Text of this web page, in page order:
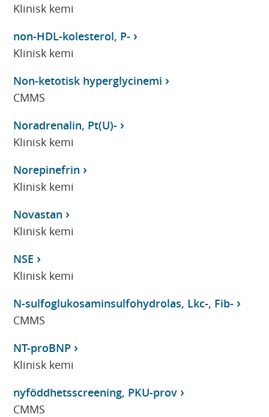
Klinisk kemi
non-HDL-kolesterol, P-
Klinisk kemi
Non-ketotisk hyperglycinemi
CMMS
Noradrenalin, Pt(U)-
Klinisk kemi
Norepinefrin
Klinisk kemi
Novastan
Klinisk kemi
NSE
Klinisk kemi
N-sulfoglukosaminsulfohydrolas, Lkc-, Fib-
CMMS
NT-proBNP
Klinisk kemi
nyföddhetsscreening, PKU-prov
CMMS